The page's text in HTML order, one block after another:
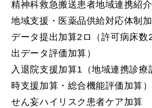
精神科救急搬送患者地域連携紹
地域支援・医薬品供給対応体制
データ提出加算2ロ（許可病床数
出データ評価加算）
入退院支援加算1（地域連携診療
時支援加算・総合機能評価加算）
せん妄ハイリスク患者ケア加算